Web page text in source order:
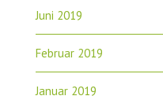
Juni 2019
Februar 2019
Januar 2019